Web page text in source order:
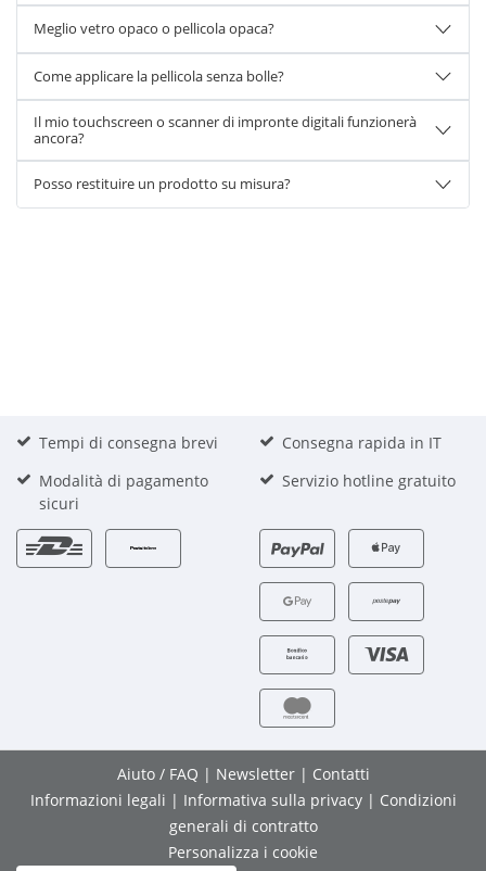
Meglio vetro opaco o pellicola opaca?
Come applicare la pellicola senza bolle?
Il mio touchscreen o scanner di impronte digitali funzionerà
ancora?
Posso restituire un prodotto su misura?
Tempi di consegna brevi
Consegna rapida in IT
Modalità di pagamento
sicuri
Servizio hotline gratuito
Aiuto / FAQ | Newsletter | Contatti
Informazioni legali | Informativa sulla privacy | Condizioni
generali di contratto
Personalizza i cookie